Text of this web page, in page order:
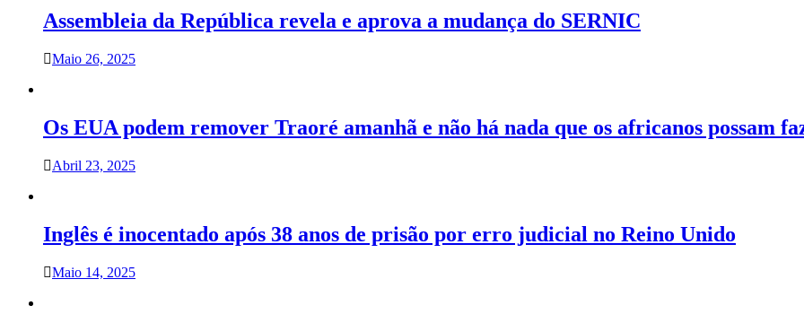
Assembleia da República revela e aprova a mudança do SERNIC
Maio 26, 2025
Os EUA podem remover Traoré amanhã e não há nada que os africanos possam
Abril 23, 2025
Inglês é inocentado após 38 anos de prisão por erro judicial no Reino Unido
Maio 14, 2025